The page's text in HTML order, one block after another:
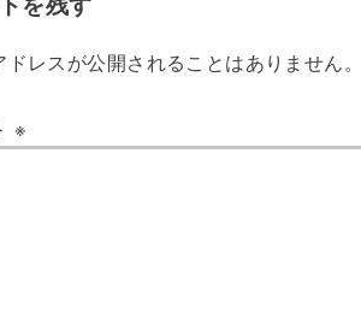
ドレスが公開されることはありません
※